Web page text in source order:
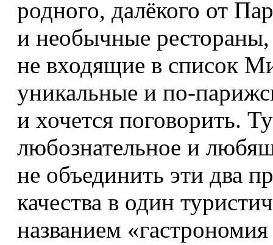
родного, далёкого от
и необычные
не входящие в список
уникальные и по-
и хочется поговорить.
любознательное и
не объединить эти два
качества в один
названием